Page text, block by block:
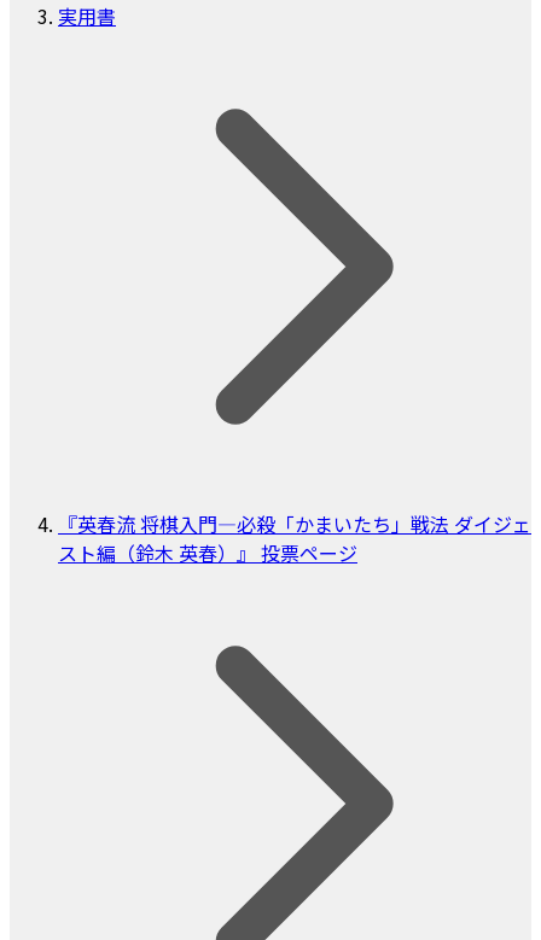
実用書
『英春流 将棋入門―必殺「かまいたち」戦法 ダイジェ
スト編（鈴木 英春）』 投票ページ